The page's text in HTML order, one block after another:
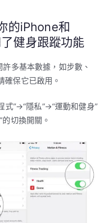
的iPhone和
健身跟蹤功能
多基本數據，如步數、
確保它已啟用。
式”→“隱私”→“運動和健身”
切換開關。